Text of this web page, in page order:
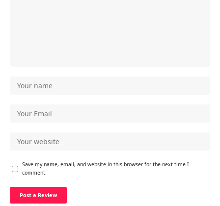
Save my name, email, and website in this browser for the next time I
comment.